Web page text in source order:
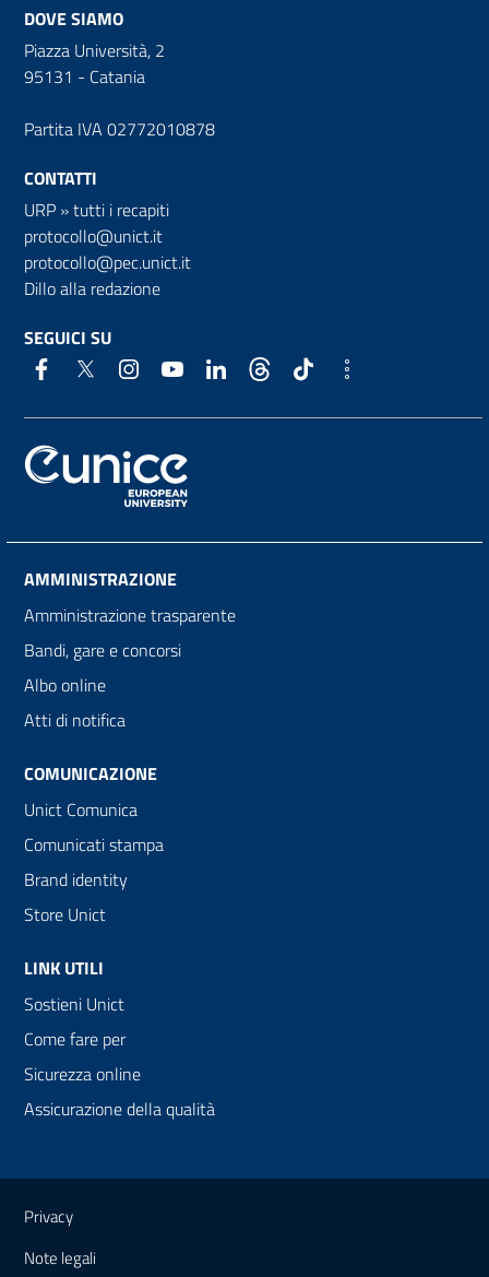
DOVE SIAMO
Piazza Università, 2
95131 - Catania
Partita IVA 02772010878
CONTATTI
URP »tutti i recapiti
protocollo@unict.it
protocollo@pec.unict.it
Dillo alla redazione
SEGUICI SU
AMMINISTRAZIONE
Amministrazione trasparente
Bandi, gare e concorsi
Albo online
Atti di notifica
COMUNICAZIONE
Unict Comunica
Comunicati stampa
Brand identity
Store Unict
LINK UTILI
Sostieni Unict
Come fare per
Sicurezza online
Assicurazione della qualità
Link e informazioni utili
Privacy
Note legali